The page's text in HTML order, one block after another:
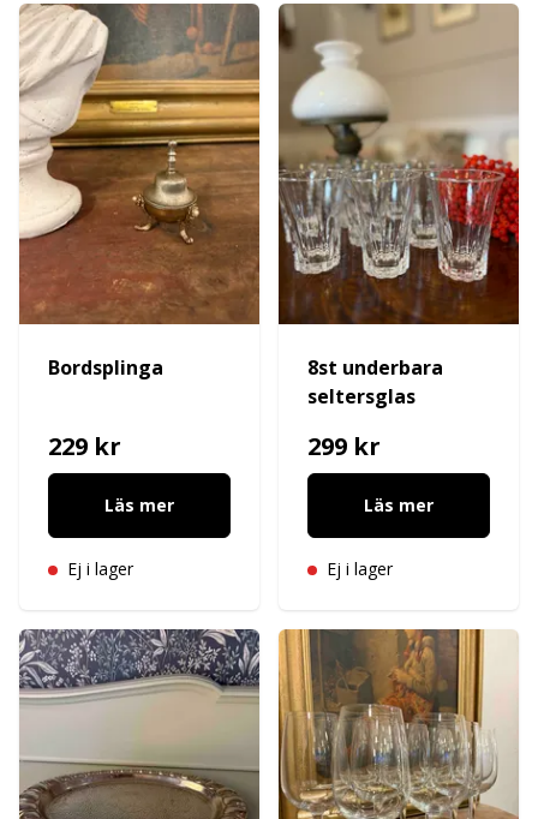
Bordsplinga
229 kr
Läs mer
Ej i lager
8st underbara
seltersglas
299 kr
Läs mer
Ej i lager